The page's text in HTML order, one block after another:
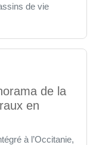
de vie
de la
en
à l’Occitanie,